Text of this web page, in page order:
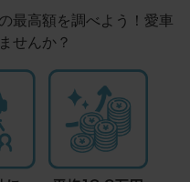
最高額を調べよう！愛車
せんか？